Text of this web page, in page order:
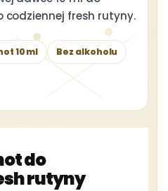
codziennej fresh rutyny.
10 ml
Bez alkoholu
do
rutyny